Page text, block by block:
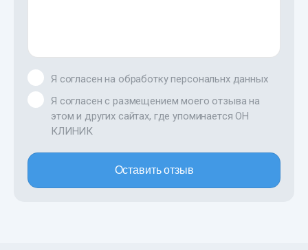
Я согласен на обработку персональнх данных
Я согласен с размещением моего отзыва на
этом и других сайтах, где упоминается ОН
КЛИНИК
Оставить отзыв